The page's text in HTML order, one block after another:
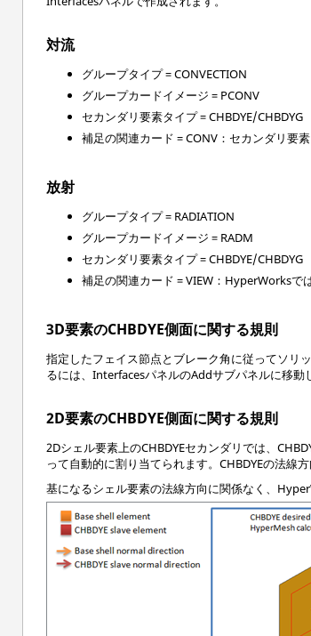
対流
グループタイプ = CONVECTION
グループカードイメージ = PCONV
セカンダリ要素タイプ = CHBDYE/CHBDYG
補足の関連カード = CONV：セカンダリ要
放射
グループタイプ = RADIATION
グループカードイメージ = RADM
セカンダリ要素タイプ = CHBDYE/CHBDYG
補足の関連カード = VIEW： HyperWorksで
3D要素のCHBDYE側面に関する規則
指定したフェイス節点とブレーク角に従ってソリ
るには、InterfacesパネルのAddサブパネルに移動
2D要素のCHBDYE側面に関する規則
2Dシェル要素上のCHBDYEセカンダリでは、
って自動的に割り当てられます。CHBDYEの法線
基になるシェル要素の法線方向に関係なく、